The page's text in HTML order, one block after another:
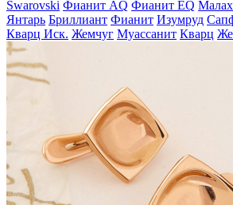
Swarovski Фианит AQ Фианит EQ
Янтарь Бриллиант Фианит Изумруд
Кварц Иск. Жемчуг Муассанит Кварц